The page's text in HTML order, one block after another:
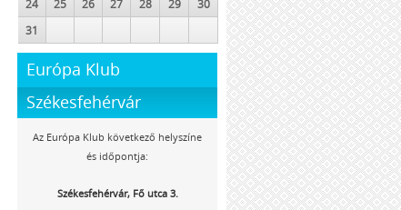
24
25 26 27 28 29
30
31
Európa Klub
Székesfehérvár
Az Európa Klub következő helyszíne
és időpontja:
Székesfehérvár, Fő utca 3.